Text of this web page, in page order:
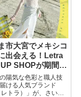
市大宮でメキシコ
出会える！Letra
SHOPが期間限
ン
陽気な色彩と職人技
ける人気ブランド
レトラ）」が、さいた